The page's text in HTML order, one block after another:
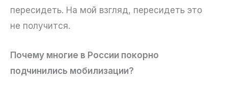
пересидеть. На мой взгляд, пересидеть это
не получится.
Почему многие в России покорно
подчинились мобилизации?